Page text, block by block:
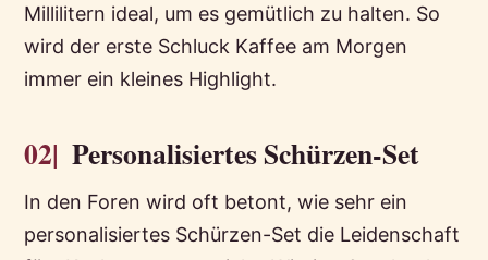
Millilitern ideal, um es gemütlich zu halten. So
wird der erste Schluck Kaffee am Morgen
immer ein kleines Highlight.
02| Personalisiertes Schürzen-Set
In den Foren wird oft betont, wie sehr ein
personalisiertes Schürzen-Set die Leidenschaft